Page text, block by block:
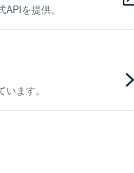
を提供。
ます。